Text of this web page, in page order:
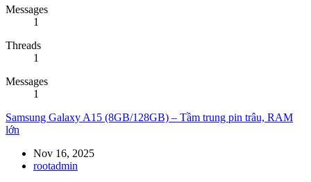
Messages
1
Threads
1
Messages
1
Samsung Galaxy A15 (8GB/128GB) – Tầm trung pin trâu, RAM
lớn
Nov 16, 2025
rootadmin